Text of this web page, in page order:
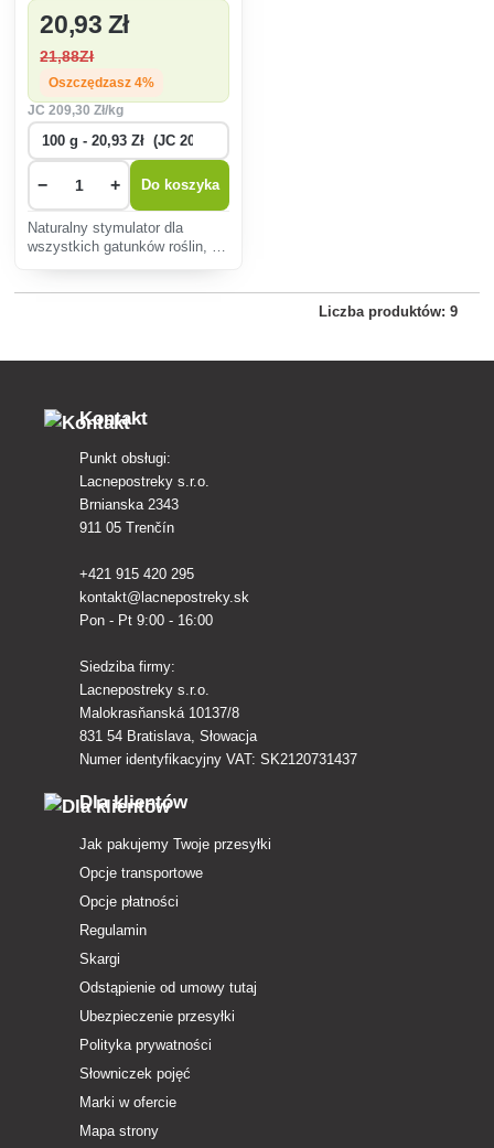
20,93 Zł
21,88Zł
Oszczędzasz 4%
JC209,30 Zł/kg
− + Do koszyka
Naturalny stymulator dla
wszystkich gatunków roślin, w
Liczba produktów: 9
Kontakt
Punkt obsługi:
Lacnepostreky s.r.o.
Brnianska 2343
911 05 Trenčín
+421 915 420 295
kontakt@lacnepostreky.sk
Pon - Pt 9:00 - 16:00
Siedziba firmy:
Lacnepostreky s.r.o.
Malokrasňanská 10137/8
831 54 Bratislava, Słowacja
Numer identyfikacyjny VAT: SK2120731437
Dla klientów
Jak pakujemy Twoje przesyłki
Opcje transportowe
Opcje płatności
Regulamin
Skargi
Odstąpienie od umowy tutaj
Ubezpieczenie przesyłki
Polityka prywatności
Słowniczek pojęć
Marki w ofercie
Mapa strony